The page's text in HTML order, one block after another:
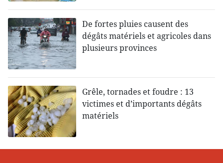
De fortes pluies causent des
dégâts matériels et agricoles dans
plusieurs provinces
Grêle, tornades et foudre : 13
victimes et d’importants dégâts
matériels